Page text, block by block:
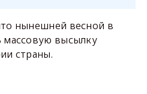
нынешней весной в
массовую высылку
страны.